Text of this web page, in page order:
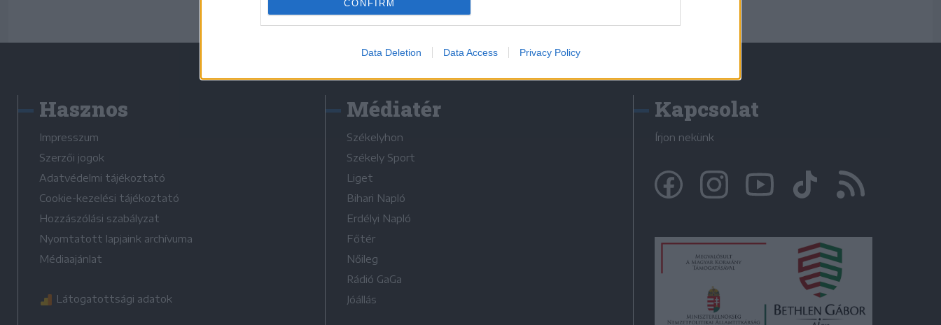
CONFIRM
Data Deletion Data Access Privacy Policy
Hasznos
Impresszum
Szerzői jogok
Adatvédelmi tájékoztató
Cookie-kezelési tájékoztató
Hozzászólási szabályzat
Nyomtatott lapjaink archívuma
Médiaajánlat
Látogatottsági adatok
Médiatér
Székelyhon
Székely Sport
Liget
Bihari Napló
Erdélyi Napló
Főtér
Nőileg
Rádió GaGa
Jóállás
Kapcsolat
Írjon nekünk